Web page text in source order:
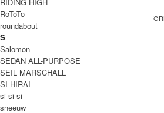
INFORMATION
ブランド
名
GARMENT REPRODUCTION OF
商品名
型番 GRW-2018SS-6
カラー
素材
RoToTo
roundabout
S
Salomon
SEDAN ALL-PURPOSE
SEIL MARSCHALL
SI-HIRAI
si-si-si
sneeuw